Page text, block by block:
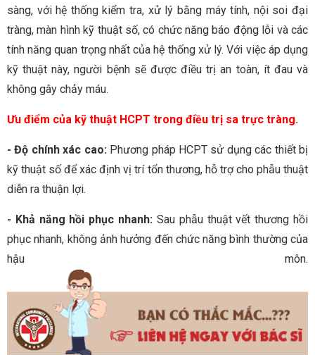
sàng, với hệ thống kiểm tra, xử lý bằng máy tính, nội soi đại
tràng, màn hình kỹ thuật số, có chức năng báo động lỗi và các
tính năng quan trọng nhất của hệ thống xử lý. Với việc áp dụng
kỹ thuật này, người bệnh sẽ được điều trị an toàn, ít đau và
không gây chảy máu.
Ưu điểm của kỹ thuật HCPT trong điều trị sa trực tràng.
- Độ chính xác cao:Phương pháp HCPT sử dụng các thiết bị
kỹ thuật số để xác định vị trí tổn thương, hỗ trợ cho phẫu thuật
diễn ra thuận lợi.
- Khả năng hồi phục nhanh: Sau phẫu thuật vết thương hồi
phục nhanh, không ảnh hưởng đến chức năng bình thường của
hậu môn.